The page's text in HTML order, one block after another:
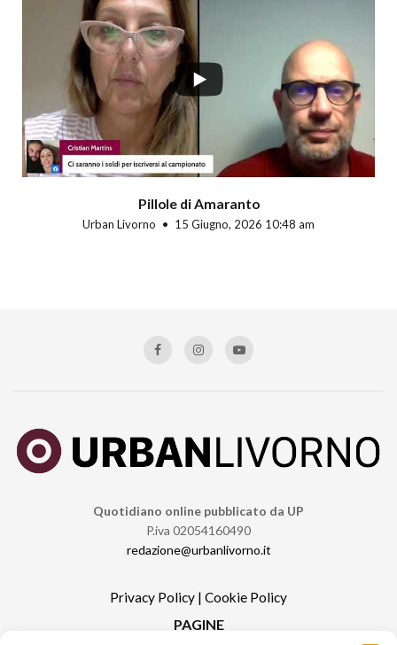
Pillole di Amaranto
Urban Livorno 15 Giugno, 2026 10:48 am
Quotidiano online pubblicato da UP
P.iva 02054160490
redazione@urbanlivorno.it
Privacy Policy | Cookie Policy
PAGINE